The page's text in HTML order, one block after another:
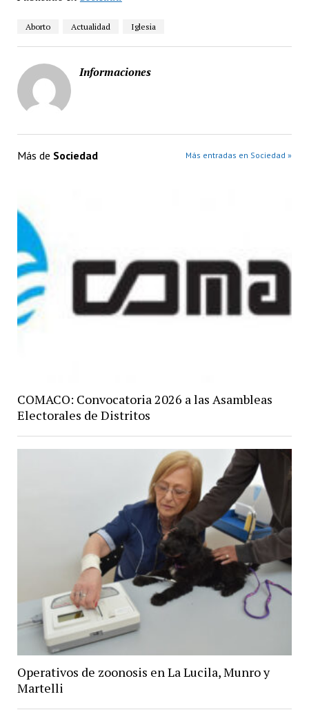
Aborto Actualidad Iglesia
Informaciones
Más de Sociedad Más entradas en Sociedad »
COMACO: Convocatoria 2026 a las Asambleas
Electorales de Distritos
Operativos de zoonosis en La Lucila, Munro y
Martelli